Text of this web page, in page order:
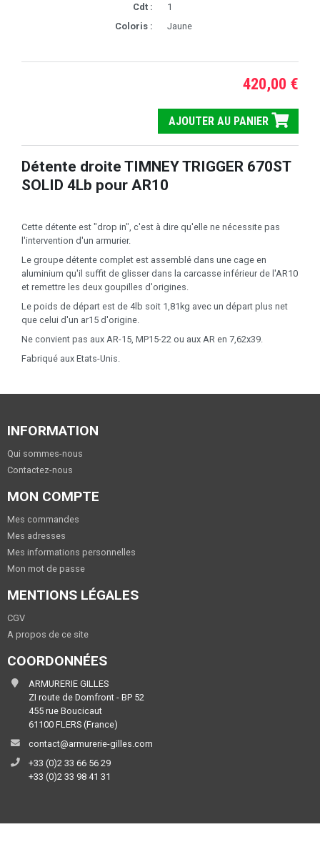
Cdt :
1
Coloris :
Jaune
420,00 €
AJOUTER AU PANIER
Détente droite TIMNEY TRIGGER 670ST
SOLID 4Lb pour AR10
Cette détente est "drop in", c'est à dire qu'elle ne nécessite pas
l'intervention d'un armurier.
Le groupe détente complet est assemblé dans une cage en
aluminium qu'il suffit de glisser dans la carcasse inférieur de l'AR10
et remettre les deux goupilles d'origines.
Le poids de départ est de 4lb soit 1,81kg avec un départ plus net
que celui d'un ar15 d'origine.
Ne convient pas aux AR-15, MP15-22 ou aux AR en 7,62x39.
Fabriqué aux Etats-Unis.
INFORMATION
Qui sommes-nous
Contactez-nous
MON COMPTE
Mes commandes
Mes adresses
Mes informations personnelles
Mon mot de passe
MENTIONS LÉGALES
CGV
A propos de ce site
COORDONNÉES
ARMURERIE GILLES
ZI route de Domfront - BP 52
455 rue Boucicaut
61100 FLERS (France)
contact@armurerie-gilles.com
+33 (0)2 33 66 56 29
+33 (0)2 33 98 41 31